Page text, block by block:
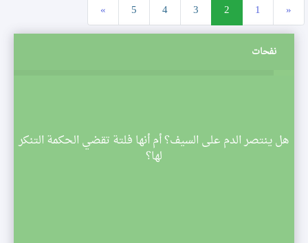
«
1
2
3
4
5
»
نفحات
هل ينتصر الدم على السيف؟ أم أنها فلتة تقضي الحكمة التنكر
لها؟